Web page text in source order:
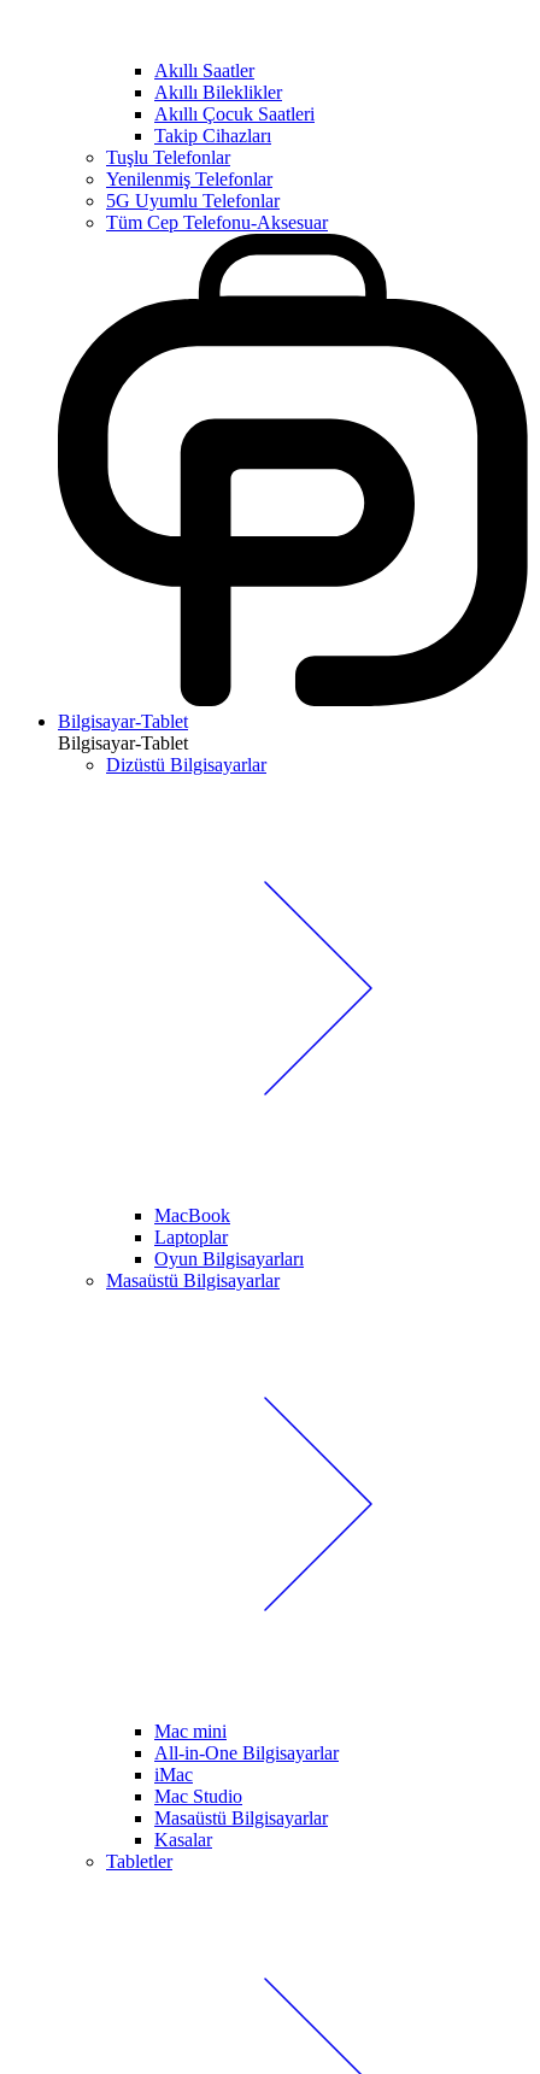
Akıllı Saatler
Akıllı Bileklikler
Akıllı Çocuk Saatleri
Takip Cihazları
Tuşlu Telefonlar
Yenilenmiş Telefonlar
5G Uyumlu Telefonlar
Tüm Cep Telefonu-Aksesuar
Bilgisayar-Tablet
Bilgisayar-Tablet
Dizüstü Bilgisayarlar
MacBook
Laptoplar
Oyun Bilgisayarları
Masaüstü Bilgisayarlar
Mac mini
All-in-One Bilgisayarlar
iMac
Mac Studio
Masaüstü Bilgisayarlar
Kasalar
Tabletler